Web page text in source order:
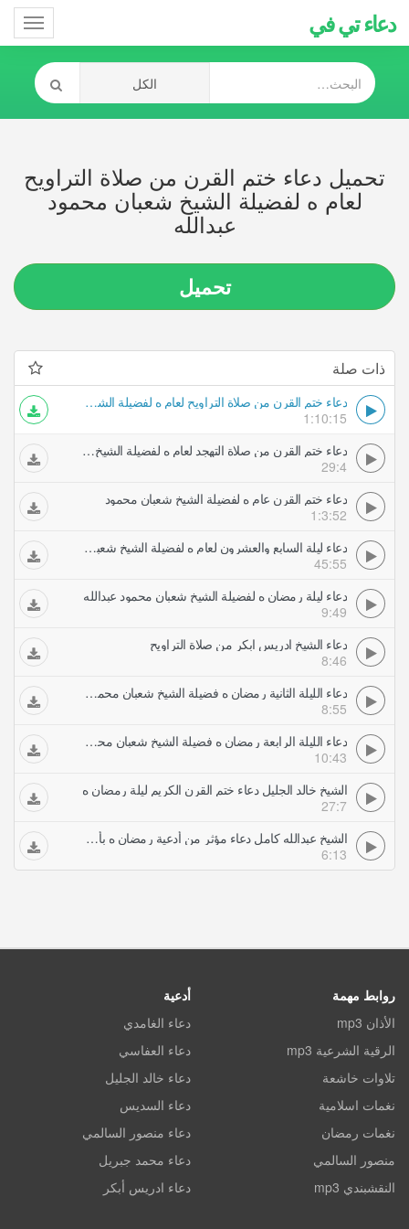
دعاء تي في
تحميل دعاء ختم القرن من صلاة التراويح
لعام ه لفضيلة الشيخ شعبان محمود
عبدالله
تحميل
ذات صلة
دعاء ختم القرن من صلاة التراويح لعام ه لفضيلة الشيخ شعبان محمود عبدالله
1:10:15
دعاء ختم القرن من صلاة التهجد لعام ه لفضيلة الشيخ شعبان محمود عبدالله
29:4
دعاء ختم القرن عام ه لفضيلة الشيخ شعبان محمود
1:3:52
دعاء ليلة السابع والعشرون لعام ه لفضيلة الشيخ شعبان محمود عبدالله
45:55
دعاء ليلة رمضان ه لفضيلة الشيخ شعبان محمود عبدالله
9:49
دعاء الشيخ ادريس ابكر من صلاة التراويح
8:46
دعاء الليلة الثانية رمضان ه فضيلة الشيخ شعبان محمود عبدالله
8:55
دعاء الليلة الرابعة رمضان ه فضيلة الشيخ شعبان محمود عبدالله
10:43
الشيخ خالد الجليل دعاء ختم القرن الكريم ليلة رمضان ه
27:7
الشيخ عبدالله كامل دعاء مؤثر من أدعية رمضان ه بأمريكا
6:13
روابط مهمة
الأذان mp3
الرقية الشرعية mp3
تلاوات خاشعة
نغمات اسلامية
نغمات رمضان
منصور السالمي
النقشبندي mp3
أدعية
دعاء الغامدي
دعاء العفاسي
دعاء خالد الجليل
دعاء السديس
دعاء منصور السالمي
دعاء محمد جبريل
دعاء ادريس أبكر